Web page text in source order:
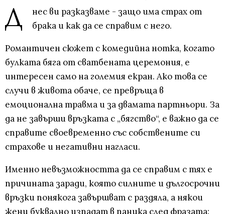
Д
нес ви разказваме - защо има страх от
брака и как да се справим с него.
Романтичен сюжет с комедийна нотка, когато
булката бяга от сватбената церемония, е
интересен само на големия екран. Ако това се
случи в живота обаче, се превръща в
емоционална травма и за двамата партньори. За
да не завърши връзката с „бягство“, е важно да се
справите своевременно със собствените си
страхове и негативни нагласи.
Именно невъзможността да се справим с тях е
причината заради, която силните и дългосрочни
връзки понякога завършват с раздяла, а някои
жени буквално изпадат в паника след фразата: